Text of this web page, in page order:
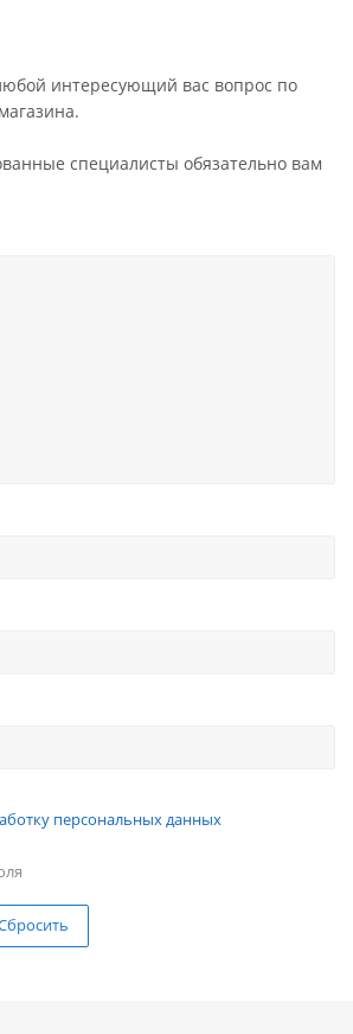
интересующий вас вопрос по
специалисты обязательно вам
персональных данных